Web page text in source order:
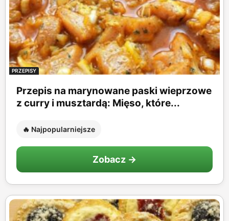
PRZEPISY
Przepis na marynowane paski wieprzowe
z curry i musztardą: Mięso, które...
🔥 Najpopularniejsze
Zobacz →